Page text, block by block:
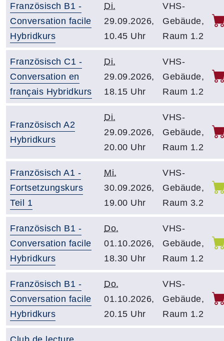
Französisch B1 -
Conversation facile
Hybridkurs
Di.
29.09.2026,
10.45 Uhr
VHS-
Gebäude,
Raum 1.2
Französisch C1 -
Conversation en
français Hybridkurs
Di.
29.09.2026,
18.15 Uhr
VHS-
Gebäude,
Raum 1.2
Französisch A2
Hybridkurs
Di.
29.09.2026,
20.00 Uhr
VHS-
Gebäude,
Raum 1.2
Französisch A1 -
Fortsetzungskurs
Teil 1
Mi.
30.09.2026,
19.00 Uhr
VHS-
Gebäude,
Raum 3.2
Französisch B1 -
Conversation facile
Hybridkurs
Do.
01.10.2026,
18.30 Uhr
VHS-
Gebäude,
Raum 1.2
Französisch B1 -
Conversation facile
Hybridkurs
Do.
01.10.2026,
20.15 Uhr
VHS-
Gebäude,
Raum 1.2